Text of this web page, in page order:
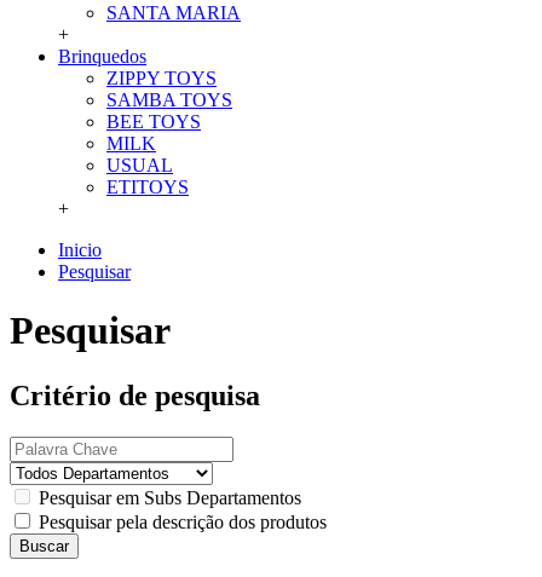
SANTA MARIA
+
Brinquedos
ZIPPY TOYS
SAMBA TOYS
BEE TOYS
MILK
USUAL
ETITOYS
+
Inicio
Pesquisar
Pesquisar
Critério de pesquisa
Pesquisar em Subs Departamentos
Pesquisar pela descrição dos produtos